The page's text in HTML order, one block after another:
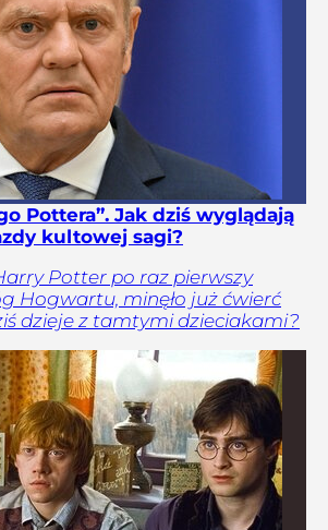
Pottera”. Jak dziś wyglądają
kultowej sagi?
Potter po raz pierwszy
Hogwartu, minęło już ćwierć
dzieje z tamtymi dzieciakami?